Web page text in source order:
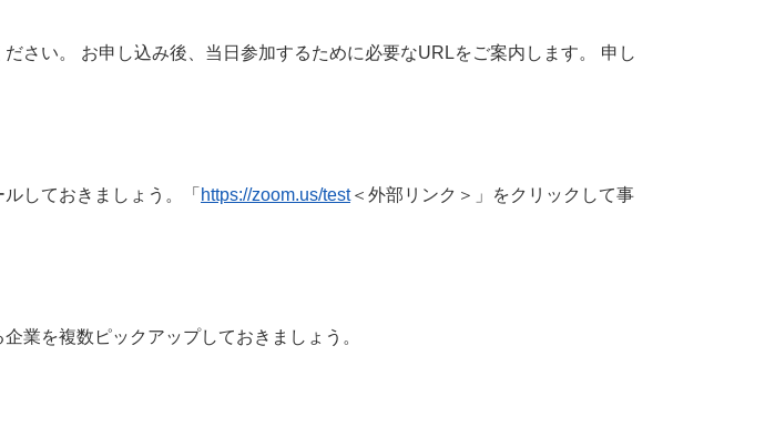
さい。 お申し込み後、当日参加するために必要なURLをご案内します。 申し
しておきましょう。「 https://zoom.us/test＜外部リンク＞ 」をクリックして事
業を複数ピックアップしておきましょう。